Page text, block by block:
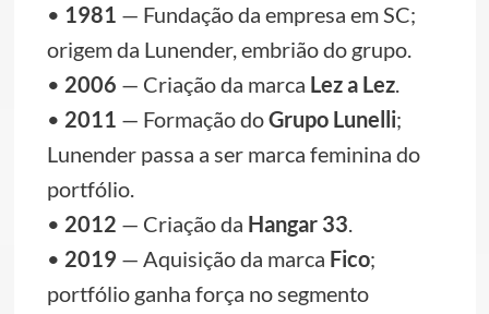
• 1981 — Fundação da empresa em SC;
origem da Lunender, embrião do grupo.
• 2006 — Criação da marca Lez a Lez.
• 2011 — Formação doGrupo Lunelli;
Lunender passa a ser marca feminina do
portfólio.
• 2012 — Criação da Hangar 33.
• 2019 — Aquisição da marca Fico;
portfólio ganha força no segmento